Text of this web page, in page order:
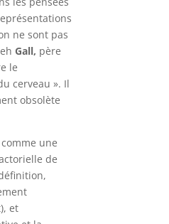
ne sont pas
Gall, père
le
cerveau ». Il
obsolète
une
de
et